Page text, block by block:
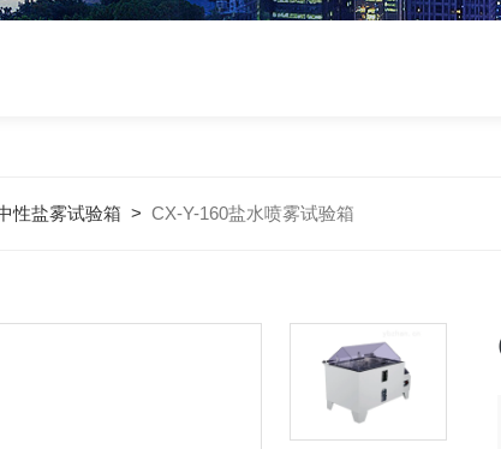
性盐雾试验箱 > CX-Y-160盐水喷雾试验箱